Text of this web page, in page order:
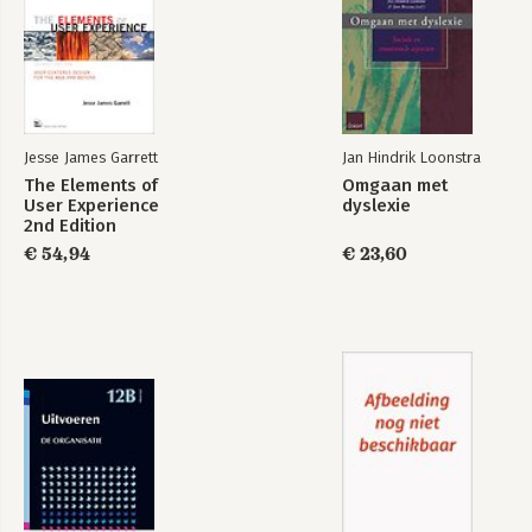
Jesse James Garrett
The Elements of
User Experience
2nd Edition
€ 54,94
Jan Hindrik Loonstra
Omgaan met
dyslexie
€ 23,60